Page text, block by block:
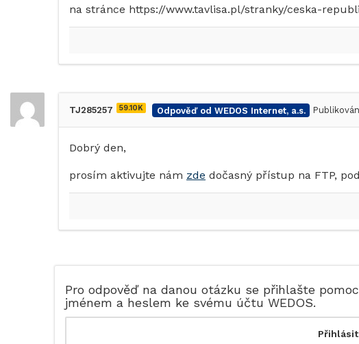
na stránce https://www.tavlisa.pl/stranky/ceska-
TJ285257 59.10K Odpověď od WEDOS Internet, a.s.
Dobrý den,
prosím aktivujte nám zde dočasný přístup na FTP,
Pro odpověď na danou otázku se přihlašte
jménem a heslem ke svému účtu WEDOS.